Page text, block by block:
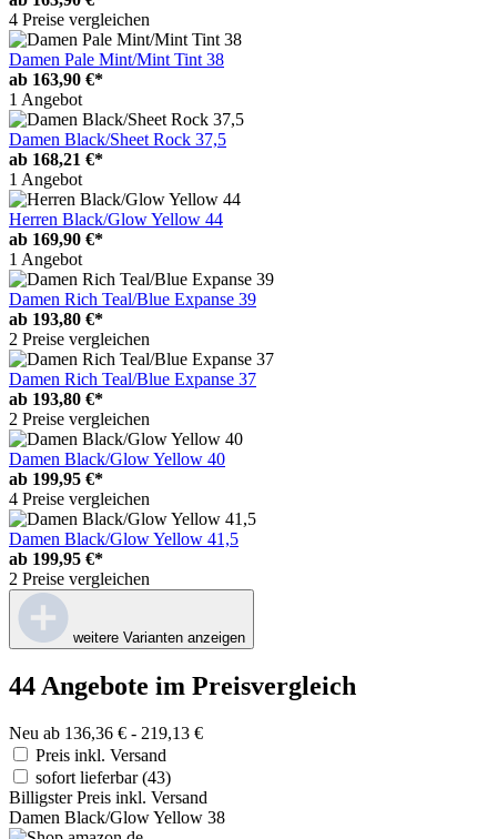
4 Preise vergleichen
Damen Pale Mint/Mint Tint 38
ab 163,90 €*
1 Angebot
Damen Black/Sheet Rock 37,5
ab 168,21 €*
1 Angebot
Herren Black/Glow Yellow 44
ab 169,90 €*
1 Angebot
Damen Rich Teal/Blue Expanse 39
ab 193,80 €*
2 Preise vergleichen
Damen Rich Teal/Blue Expanse 37
ab 193,80 €*
2 Preise vergleichen
Damen Black/Glow Yellow 40
ab 199,95 €*
4 Preise vergleichen
Damen Black/Glow Yellow 41,5
ab 199,95 €*
2 Preise vergleichen
weitere Varianten anzeigen
44 Angebote im Preisvergleich
Neu ab 136,36 € - 219,13 €
Preis inkl. Versand
sofort lieferbar(43)
Billigster Preis inkl. Versand
Damen Black/Glow Yellow 38